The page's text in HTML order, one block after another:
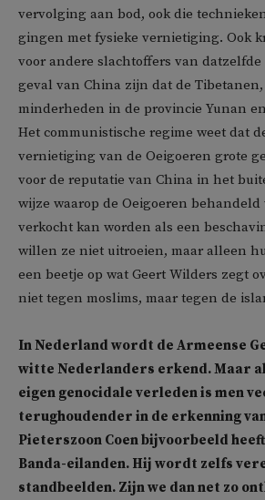
vervolging aan bod, ook die
gingen met fysieke vernietiging. Ook
voor andere slachtoffers van
geval van China zijn dat de Tibetanen,
minderheden in de provincie Yunan
Het communistische regime weet dat
vernietiging van de Oeigoeren grote
voor de reputatie van China in het
wijze waarop de Oeigoeren
verkocht kan worden als een
willen ze niet uitroeien, maar alleen
een beetje op wat Geert Wilders zegt
niet tegen moslims, maar tegen de
In Nederland wordt de Armeense
witte Nederlanders erkend. Maar
eigen genocidale verleden is men
terughoudender in de erkenning
Pieterszoon Coen bijvoorbeeld
Banda-eilanden. Hij wordt zelfs
standbeelden. Zijn we dan net zo